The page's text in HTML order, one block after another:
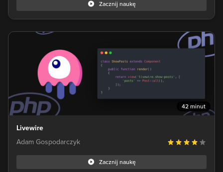
Zacznij naukę
42 minut
Livewire
Adam Gospodarczyk
Zacznij naukę